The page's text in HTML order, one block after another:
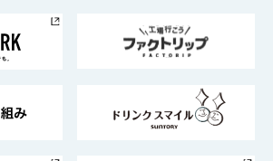
ーズ大阪
えるサステナビリティ経営